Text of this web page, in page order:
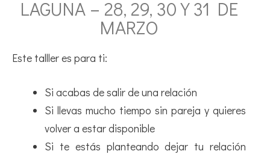
LAGUNA – 28, 29, 30 Y 31 DE
MARZO
Este talller es para ti:
Si acabas de salir de una relación
Si llevas mucho tiempo sin pareja y quieres
volver a estar disponible
Si te estás planteando dejar tu relación